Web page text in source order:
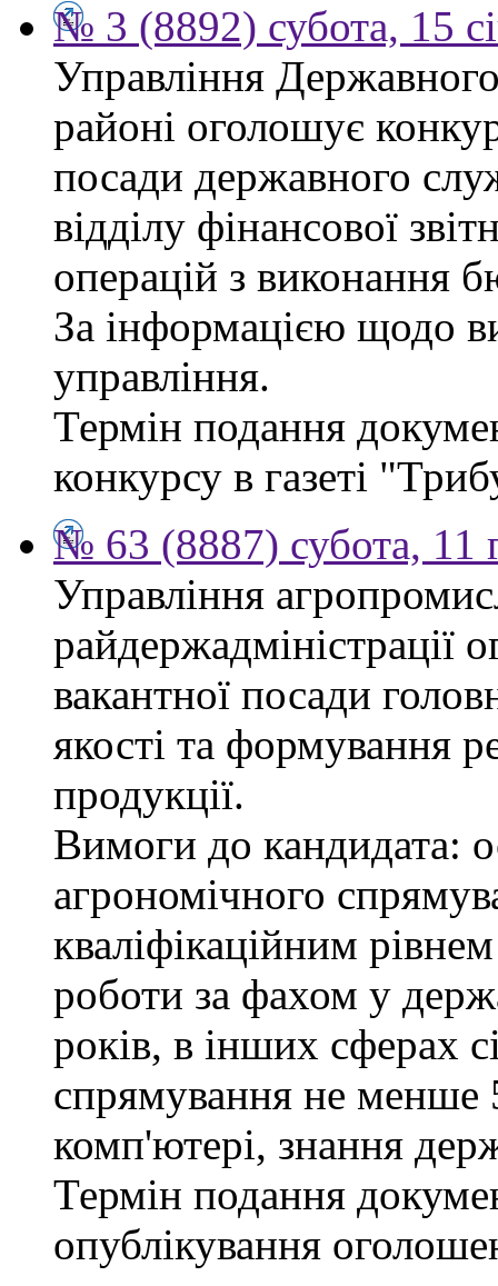
№ 3 (8892) субота, 15
Управління
районі оголошує
посади державного
відділу фінансової
операцій з виконання
За інформацією щодо
управління.
Термін подання
конкурсу в газеті
№ 63 (8887) субота, 11
Управління
райдержадміністрації
вакантної посади
якості та формування
продукції.
Вимоги до кандидата:
агрономічного
кваліфікаційним
роботи за фахом у
років, в інших сферах
спрямування не менше
комп'ютері, знання
Термін подання
опублікування